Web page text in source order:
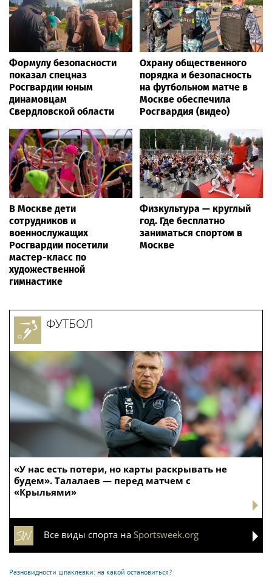
Формулу безопасности
показал спецназ
Росгвардии юным
динамовцам
Свердловской области
Охрану общественного
порядка и безопасность
на футбольном матче в
Москве обеспечила
Росгвардия (видео)
В Москве дети
сотрудников и
военнослужащих
Росгвардии посетили
мастер-класс по
художественной
гимнастике
Физкультура — круглый
год. Где бесплатно
заниматься спортом в
Москве
«У нас есть потери, но карты раскрывать не
будем». Талалаев — перед матчем с
«Крыльями»
ФУТБОЛ
Все виды спорта на Sportsweek.org
Разновидности шпаклевки: на какой остановиться?